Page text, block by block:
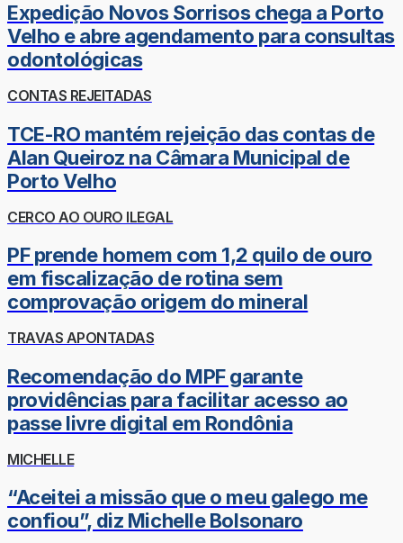
Expedição Novos Sorrisos chega a Porto
Velho e abre agendamento para consultas
odontológicas
CONTAS REJEITADAS
TCE-RO mantém rejeição das contas de
Alan Queiroz na Câmara Municipal de
Porto Velho
CERCO AO OURO ILEGAL
PF prende homem com 1,2 quilo de ouro
em fiscalização de rotina sem
comprovação origem do mineral
TRAVAS APONTADAS
Recomendação do MPF garante
providências para facilitar acesso ao
passe livre digital em Rondônia
MICHELLE
“Aceitei a missão que o meu galego me
confiou”, diz Michelle Bolsonaro